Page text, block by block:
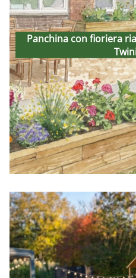
Panchina con fioriera
Panchina
rialzata a L
18th